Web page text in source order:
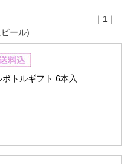
｜1｜
ール)
トルギフト 6本入